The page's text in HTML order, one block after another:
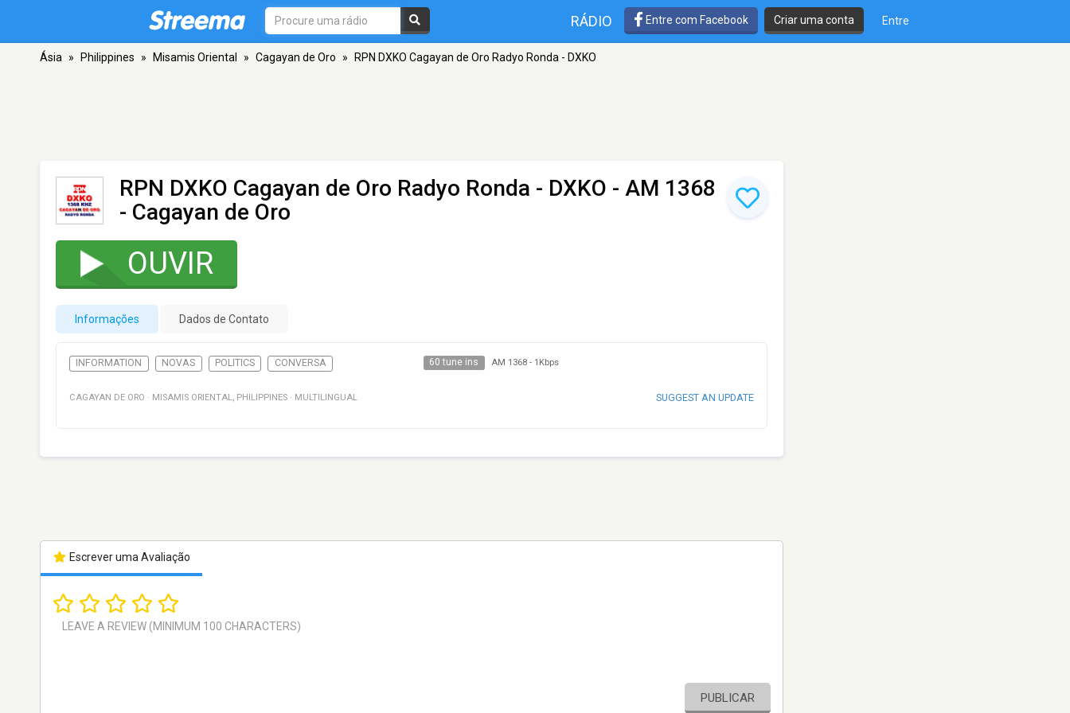
RÁDIO Entre com Facebook Criar uma conta Entre
Ásia » Philippines » Misamis Oriental » Cagayan de Oro » RPN DXKO Cagayan de Oro Radyo Ronda - DXKO
RPN DXKO Cagayan de Oro Radyo Ronda - DXKO - AM 1368
- Cagayan de Oro
OUVIR
Informações Dados de Contato
INFORMATION NOVAS POLITICS CONVERSA 60 tune ins AM 1368- 1Kbps
CAGAYAN DE ORO · MISAMIS ORIENTAL, PHILIPPINES · MULTILINGUAL SUGGEST AN UPDATE
Escrever uma Avaliação
PUBLICAR